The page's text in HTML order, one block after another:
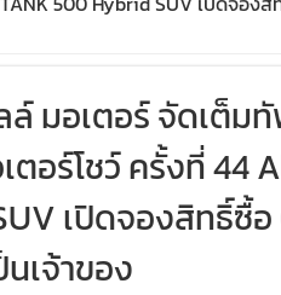
ล์ มอเตอร์ จัดเต็
ตอร์โชว์ ครั้งที่ 44
เปิดจองสิทธิ์ซื้อ
เจ้าของ